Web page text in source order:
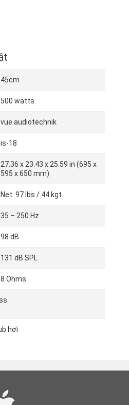
45cm
500 watts
vue audiotechnik
is-18
27.36 x 23.43 x 25.59 in (695 x
595 x 650 mm)
Net: 97 lbs / 44 kgt
35 – 250 Hz
98 dB
131 dB SPL
8 Ohms
hơi